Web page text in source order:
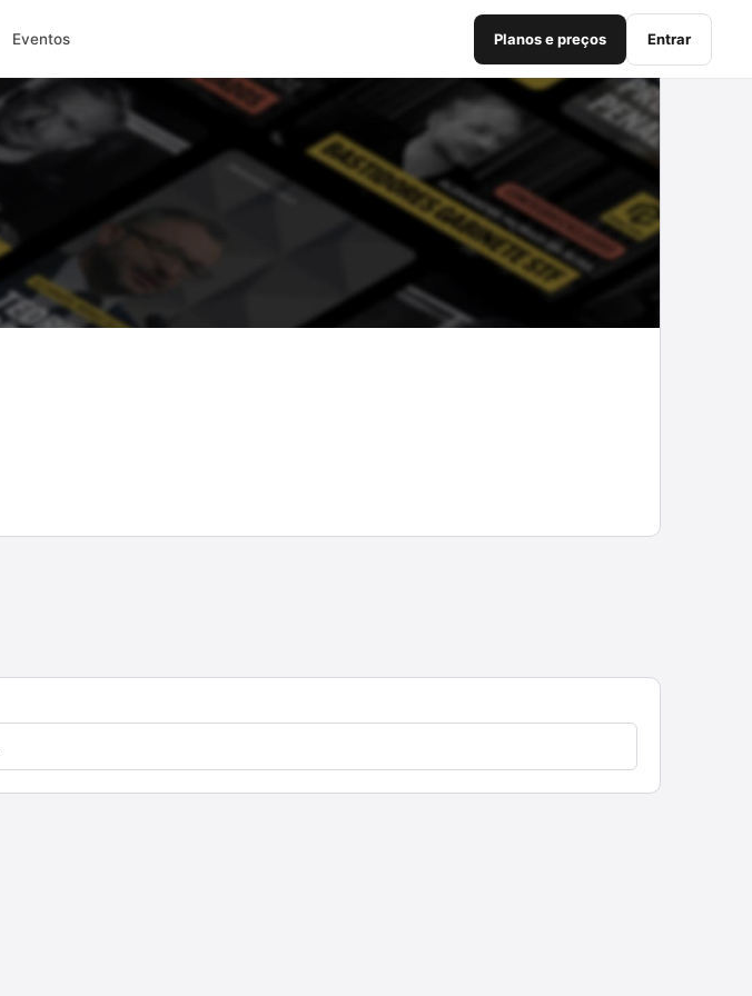
Eventos Planos e preços Entrar